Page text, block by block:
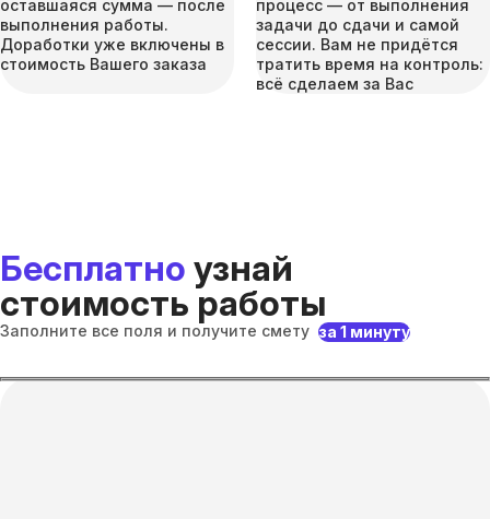
оставшаяся сумма — после
выполнения работы.
Доработки уже включены в
стоимость Вашего заказа
процесс — от выполнения
задачи до сдачи и самой
сессии. Вам не придётся
тратить время на контроль:
всё сделаем за Вас
Бесплатно узнай
стоимость работы
Заполните все поля и получите смету за 1 минуту